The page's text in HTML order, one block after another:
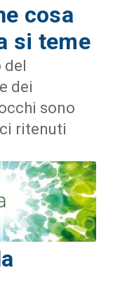
cosa
si teme
del
dei
sono
ritenuti